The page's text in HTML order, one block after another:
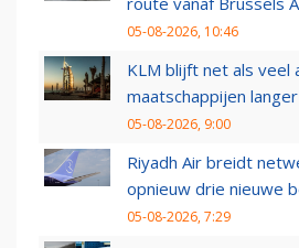
05-08-2026, 10:46
KLM blijft net als veel
maatschappijen
05-08-2026, 9:00
Riyadh Air breidt
opnieuw drie nieuwe
05-08-2026, 7:29